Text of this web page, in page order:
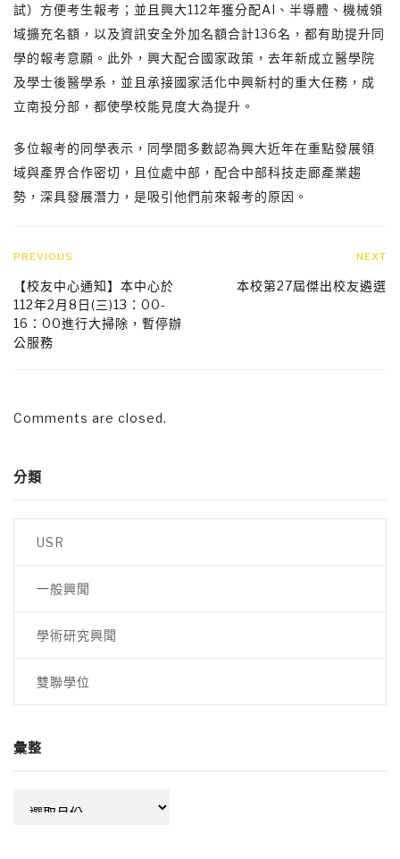
試）方便考生報考；並且興大112年獲分配AI、半導體、機械領
域擴充名額，以及資訊安全外加名額合計136名，都有助提升同
學的報考意願。此外，興大配合國家政策，去年新成立醫學院
及學士後醫學系，並且承接國家活化中興新村的重大任務，成
立南投分部，都使學校能見度大為提升。
多位報考的同學表示，同學間多數認為興大近年在重點發展領
域與產界合作密切，且位處中部，配合中部科技走廊產業趨
勢，深具發展潛力，是吸引他們前來報考的原因。
PREVIOUS
【校友中心通知】本中心於
112年2月8日(三)13：00-
16：00進行大掃除，暫停辦
公服務
NEXT
本校第27屆傑出校友遴選
Comments are closed.
分類
USR
一般興聞
學術研究興聞
雙聯學位
彙整